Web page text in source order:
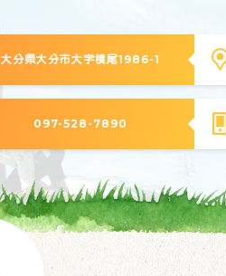
大分県大分市大字横尾1986-1
097-528-7890